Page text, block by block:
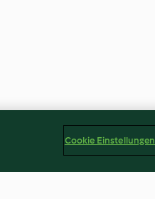
Cookie Einstellungen